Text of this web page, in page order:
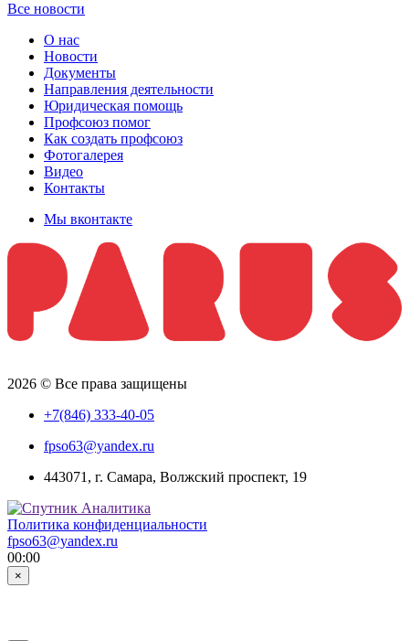
Все новости
О нас
Новости
Документы
Направления деятельности
Юридическая помощь
Профсоюз помог
Как создать профсоюз
Фотогалерея
Видео
Контакты
Мы вконтакте
2026 © Все права защищены
+7(846) 333-40-05
fpso63@yandex.ru
443071, г. Самара, Волжский проспект, 19
Политика конфиденциальности
fpso63@yandex.ru
00:00
×